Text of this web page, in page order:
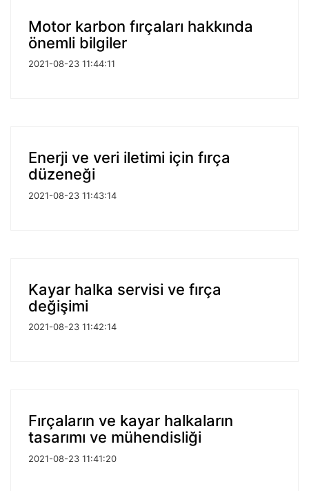
Motor karbon fırçaları hakkında
önemli bilgiler
2021-08-23 11:44:11
Enerji ve veri iletimi için fırça
düzeneği
2021-08-23 11:43:14
Kayar halka servisi ve fırça
değişimi
2021-08-23 11:42:14
Fırçaların ve kayar halkaların
tasarımı ve mühendisliği
2021-08-23 11:41:20